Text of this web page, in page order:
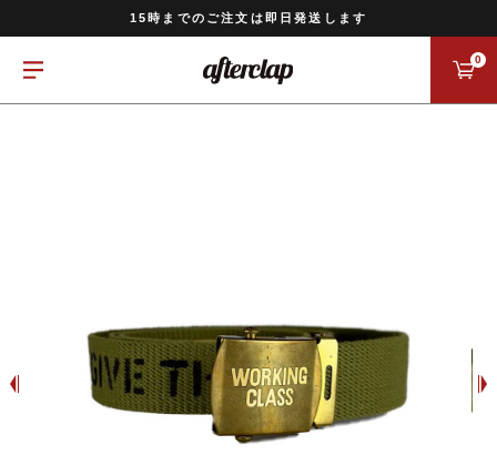
15時までのご注文は即日発送します
0